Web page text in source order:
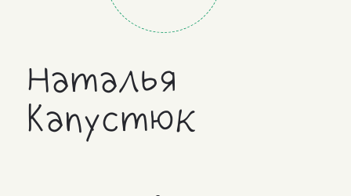
Наталья
Капустюк